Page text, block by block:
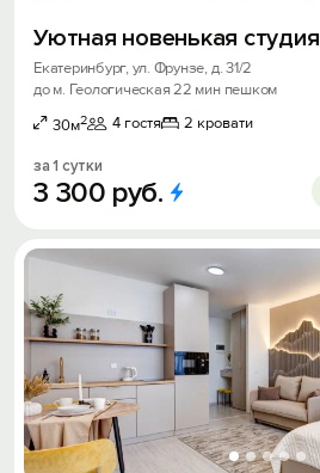
Уютная новенькая студия
Екатеринбург, ул. Фрунзе, д. 31/2
до м. Геологическая 22 мин пешком
30м2 4 гостя 2 кровати
за 1 сутки
3 300 руб.